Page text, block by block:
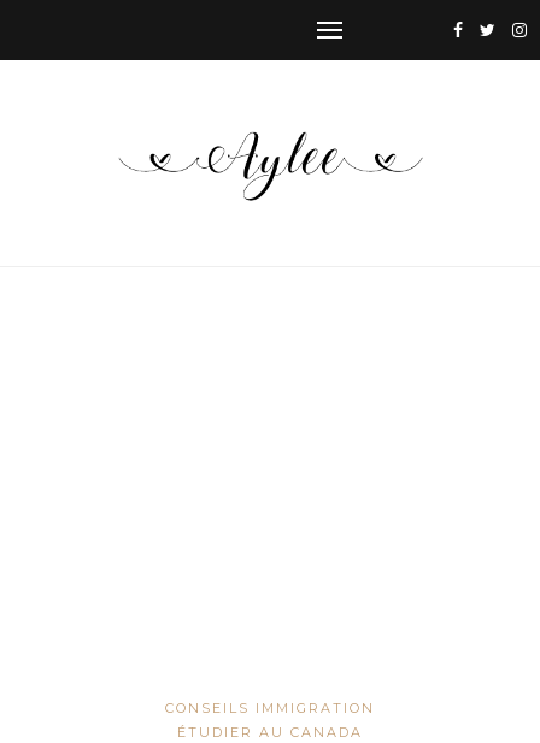
CONSEILS IMMIGRATION
ÉTUDIER AU CANADA